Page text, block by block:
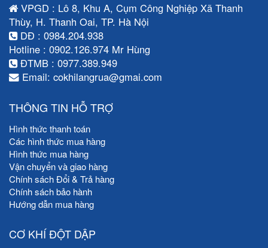
VPGD : Lô 8, Khu A, Cụm Công Nghiệp Xã Thanh
Thùy, H. Thanh Oai, TP. Hà Nội
DĐ : 0984.204.938
Hotline : 0902.126.974 Mr Hùng
ĐTMB : 0977.389.949
Email: cokhilangrua@gmai.com
THÔNG TIN HỖ TRỢ
Hình thức thanh toán
Các hình thức mua hàng
Hình thức mua hàng
Vận chuyển và giao hàng
Chính sách Đổi & Trả hàng
Chính sách bảo hành
Hướng dẫn mua hàng
CƠ KHÍ ĐỘT DẬP